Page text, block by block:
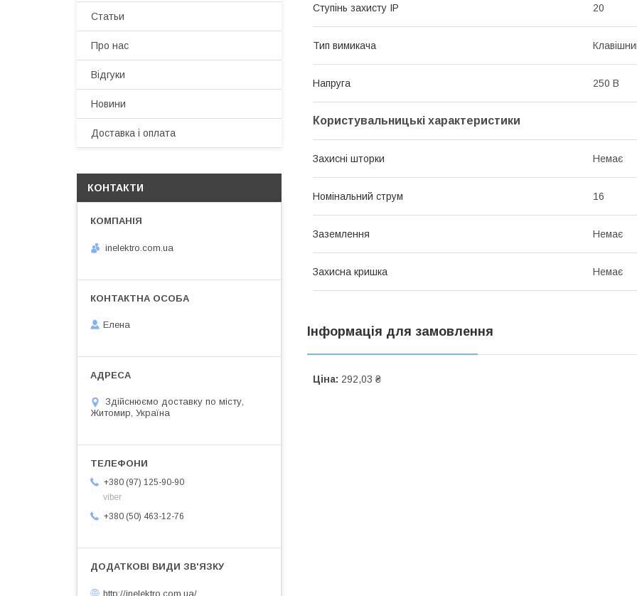
Ступінь захисту IP 20
Тип вимикача
Напруга 250 В
Користувальницькі характеристики
Захисні шторки Немає
Номінальний струм 16
Заземлення Немає
Захисна кришка Немає
Інформація для замовлення
Ціна: 292,03 ₴
Статьи
Про нас
Відгуки
Новини
Доставка і оплата
КОНТАКТИ
inelektro.com.ua
Елена
Здійснюємо доставку по місту,
Житомир, Україна
+380 (97) 125-90-90
viber
+380 (50) 463-12-76
http://inelektro.com.ua/